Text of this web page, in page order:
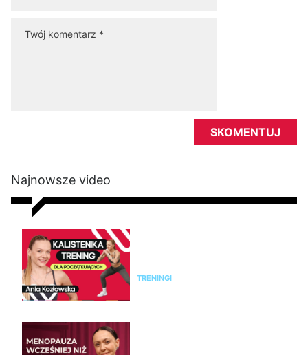
Najnowsze video
TRENINGI